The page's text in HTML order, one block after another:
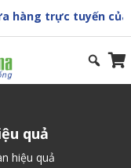
hàng trực tuyến của
quả
hiệu quả